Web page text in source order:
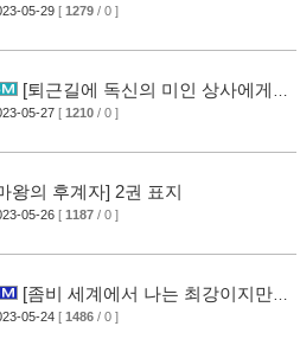
것 같다.] 1권 표지
05-29 [ 1279 / 0 ]
[퇴근길에 독신의 미인 상사에게
] 1권 표지
05-27 [ 1210 / 0 ]
왕의 후계자] 2권 표지
05-26 [ 1187 / 0 ]
[좀비 세계에서 나는 최강이지만,
길 수 없다.] 2권 표지
05-24 [ 1486 / 0 ]